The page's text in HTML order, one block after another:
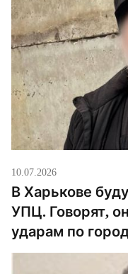
10.07.2026
В Харькове
УПЦ. Говорят,
ударам по